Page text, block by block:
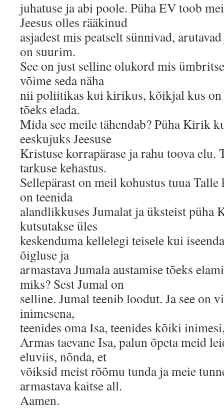
juhatuse ja abi poole. Püha EV toob
Jeesus olles rääkinud
asjadest mis peatselt sünnivad,
on suurim.
See on just selline olukord mis
võime seda näha
nii poliitikas kui kirikus, kõikjal kus on
tõeks elada.
Mida see meile tähendab? Püha Kirik
eeskujuks Jeesuse
Kristuse korrapärase ja rahu toova elu.
tarkuse kehastus.
Sellepärast on meil kohustus tuua
on teenida
alandlikkuses Jumalat ja üksteist
kutsutakse üles
keskenduma kellelegi teisele kui
õigluse ja
armastava Jumala austamise tõeks
miks? Sest Jumal on
selline. Jumal teenib loodut. Ja see on
inimesena,
teenides oma Isa, teenides kõiki
Armas taevane Isa, palun õpeta meid
eluviis, nõnda, et
võiksid meist rõõmu tunda ja meie
armastava kaitse all.
Aamen.